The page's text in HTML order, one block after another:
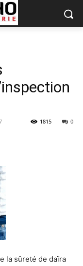
0
1815
la sûreté de daïra